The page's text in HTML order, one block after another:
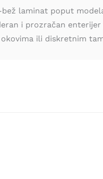
laminat poput
i prozračan
ili diskretnim